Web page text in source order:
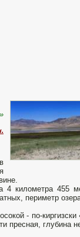
4 километра 455
периметр
- по-киргизски
пресная, глубина